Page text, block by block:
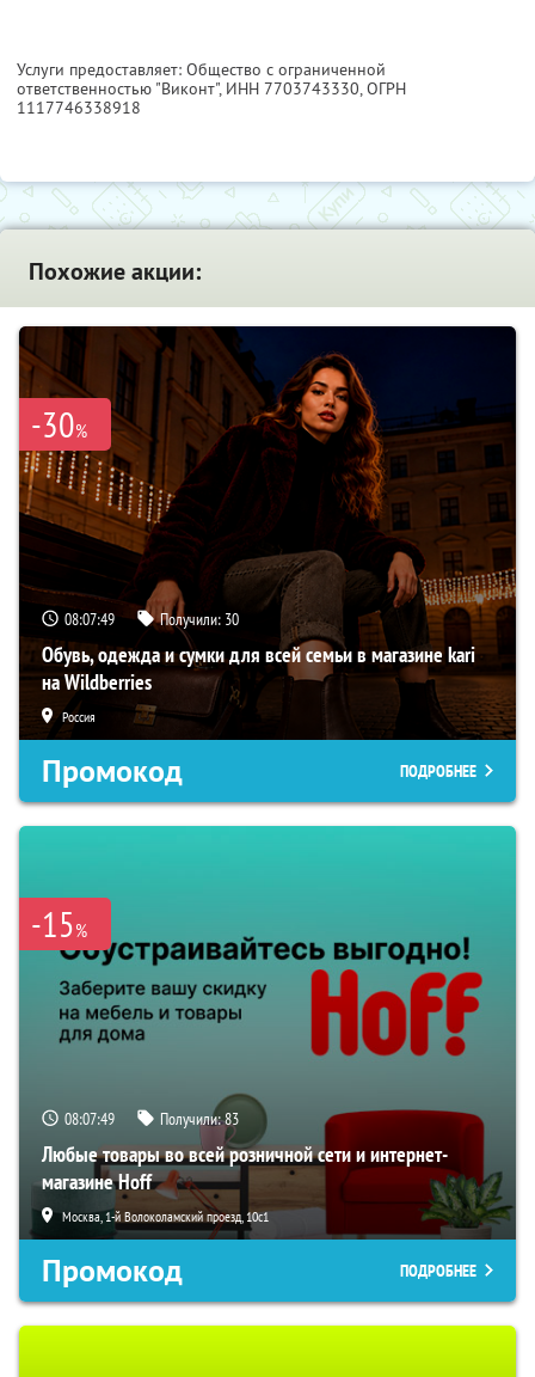
Услуги предоставляет: Общество с ограниченной
ответственностью "Виконт", ИНН 7703743330, ОГРН
1117746338918
Похожие акции:
-30%
08:07:48 Получили: 30
Обувь, одежда и сумки для всей семьи в магазине kari
на Wildberries
Россия
Промокод ПОДРОБНЕЕ
-15%
08:07:48 Получили:83
Любые товары во всей розничной сети и интернет-
магазине Hoff
Москва, 1-й Волоколамский проезд, 10с1
Промокод ПОДРОБНЕЕ